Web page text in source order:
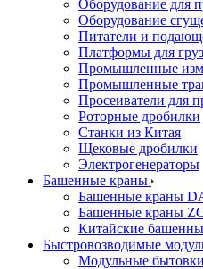
Оборудование для
Оборудование
Питатели и
Платформы для
Промышленные
Промышленные
Просеиватели для
Роторные дробилки
Станки из Китая
Щековые дробилки
Электрогенераторы
Башенные краны
Башенные краны
Башенные краны
Китайские
Быстровозводимые
Модульные бытовки